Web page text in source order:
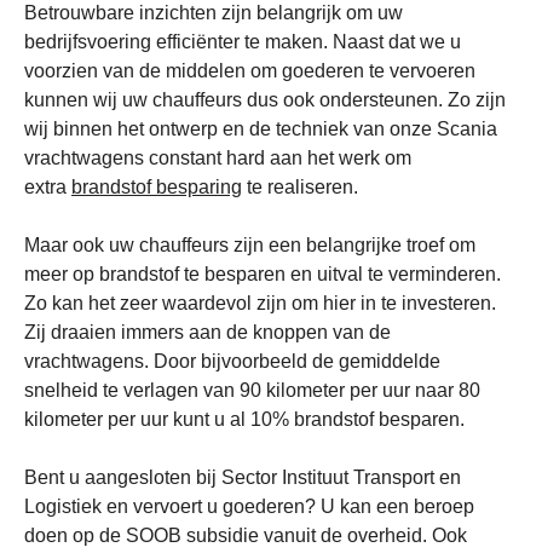
Betrouwbare inzichten zijn belangrijk om uw
bedrijfsvoering efficiënter te maken. Naast dat we u
voorzien van de middelen om goederen te vervoeren
kunnen wij uw chauffeurs dus ook ondersteunen. Zo zijn
wij binnen het ontwerp en de techniek van onze Scania
vrachtwagens constant hard aan het werk om
extra brandstof besparing te realiseren.
Maar ook uw chauffeurs zijn een belangrijke troef om
meer op brandstof te besparen en uitval te verminderen.
Zo kan het zeer waardevol zijn om hier in te investeren.
Zij draaien immers aan de knoppen van de
vrachtwagens. Door bijvoorbeeld de gemiddelde
snelheid te verlagen van 90 kilometer per uur naar 80
kilometer per uur kunt u al 10% brandstof besparen.
Bent u aangesloten bij Sector Instituut Transport en
Logistiek en vervoert u goederen? U kan een beroep
doen op de SOOB subsidie vanuit de overheid. Ook